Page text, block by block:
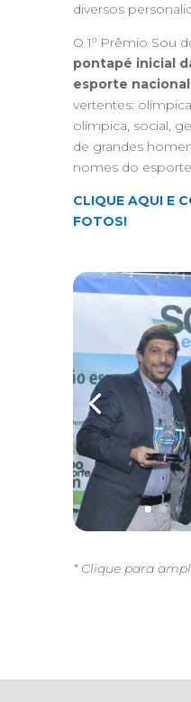
diversos
O 1º Prêmio Sou
pontapé inicial
esporte nacional
vertentes:
olímpica, social,
de grandes
nomes do
CLIQUE AQUI E
FOTOS!
* Clique para